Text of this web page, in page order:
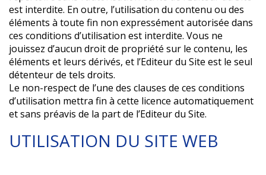
est interdite. En outre, l’utilisation du contenu ou des
éléments à toute fin non expressément autorisée dans
ces conditions d’utilisation est interdite. Vous ne
jouissez d’aucun droit de propriété sur le contenu, les
éléments et leurs dérivés, et l’Editeur du Site est le seul
détenteur de tels droits.
Le non-respect de l’une des clauses de ces conditions
d’utilisation mettra fin à cette licence automatiquement
et sans préavis de la part de l’Editeur du Site.
UTILISATION DU SITE WEB